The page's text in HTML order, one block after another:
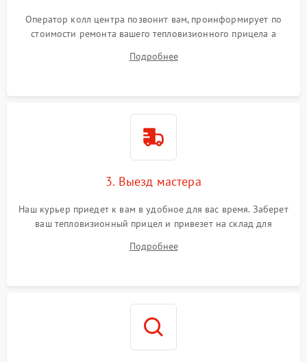
Оператор колл центра позвонит вам, проинформирует по
стоимости ремонта вашего тепловизионного прицела а
Подробнее
3. Выезд мастера
Наш курьер приедет к вам в удобное для вас время. Заберет
ваш тепловизионный прицел и привезет на склад для
Подробнее